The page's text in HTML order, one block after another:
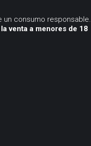
un consumo responsable.
venta a menores de 18